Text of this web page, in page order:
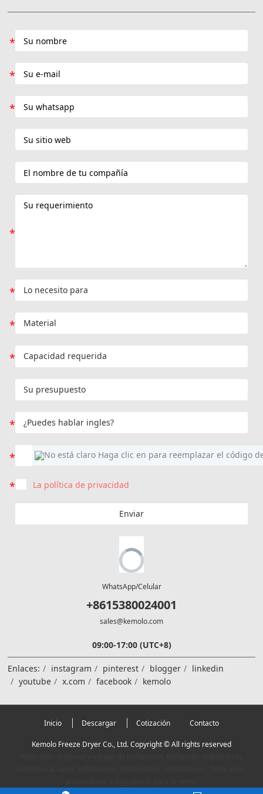
La política de privacidad
Enviar
WhatsApp/Celular
+8615380024001
sales@kemolo.com
09:00-17:00 (UTC+8)
Enlaces: instagram pinterest blogger
linkedin
youtube
x.com facebook kemolo
Inicio Descargar Cotización Contacto
Kemolo Freeze Dryer Co., Ltd. Copyright © All rights reserved